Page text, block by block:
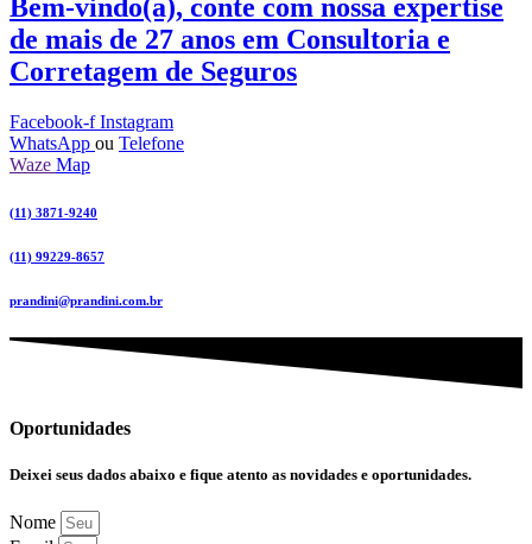
Bem-vindo(a), conte com nossa expertise
de mais de 27 anos em Consultoria e
Corretagem de Seguros
Facebook-f Instagram
WhatsApp ou Telefone
Waze Map
(11) 3871-9240
(11) 99229-8657
prandini@prandini.com.br
Oportunidades
Deixei seus dados abaixo e fique atento as novidades e oportunidades.
Nome